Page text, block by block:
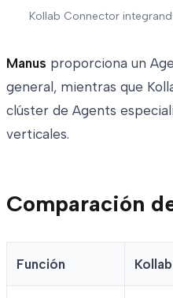
Kollab Connector
Manus proporciona un
general, mientras que
clúster de Agents
verticales.
Comparación
Función Kollab